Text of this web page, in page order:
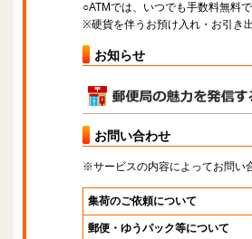
○ATMでは、いつでも手数料無料
※硬貨を伴うお預け入れ・お引き
お知らせ
お問い合わせ
※サービスの内容によってお問い
集荷のご依頼について
郵便・ゆうパック等について